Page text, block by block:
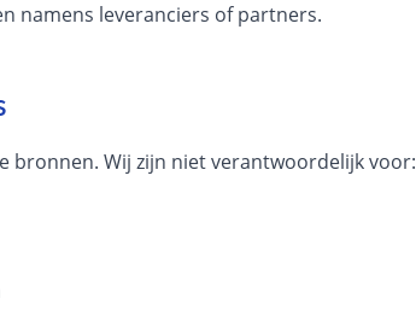
namens leveranciers of partners.
bronnen. Wij zijn niet verantwoordelijk voor: